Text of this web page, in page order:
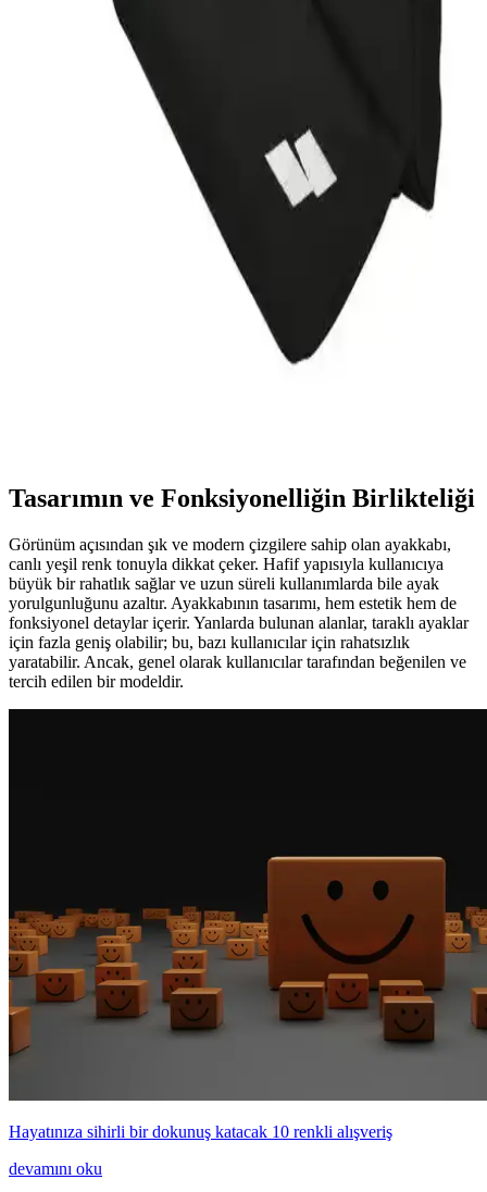
Kinetix Nepal Tx 3Pr Erkek Outdoor Ayakkabısı
Siyah ve Kırmızı Renk Seçenekleriyle
Kinetix Nepal Tx 3Pr erkek outdoor ayakkabısı, dayanıklı
malzemeleri ve kaymaz tabanıyla doğa yürüyüşleri ve açık hava
etkinlikleri için ideal, şık ve konforlu bir modeldir.
Eryatex Soğuk Tutucu Termos Çanta Geniş Hacmi
ve Dayanıklı Tasarımıyla Outdoor Kullanımına
Eryatex'in büyük boy termos çantası, 25 litre hacmi ve hafif plastik
yapısıyla kamp ve pikniklerde içecekleri uzun süre soğuk tutar,
2025'te Bisiklet Tutkunlarının Vazgeçilmezi: Sporsize
Tasarımın ve Fonksiyonelliğin Birlikteliği
Görünüm açısından şık ve modern çizgilere sahip olan ayakkabı,
canlı yeşil renk tonuyla dikkat çeker. Hafif yapısıyla kullanıcıya
büyük bir rahatlık sağlar ve uzun süreli kullanımlarda bile ayak
yorulgunluğunu azaltır. Ayakkabının tasarımı, hem estetik hem de
fonksiyonel detaylar içerir. Yanlarda bulunan alanlar, taraklı ayaklar
için fazla geniş olabilir; bu, bazı kullanıcılar için rahatsızlık
yaratabilir. Ancak, genel olarak kullanıcılar tarafından beğenilen ve
tercih edilen bir modeldir.
Hayatınıza sihirli bir dokunuş katacak 10 renkli alışveriş
devamını oku